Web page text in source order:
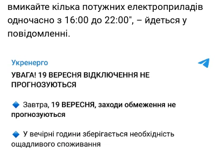
вмикайте кілька потужних електроприладів
одночасно з 16:00 до 22:00", – йдеться у
повідомленні.